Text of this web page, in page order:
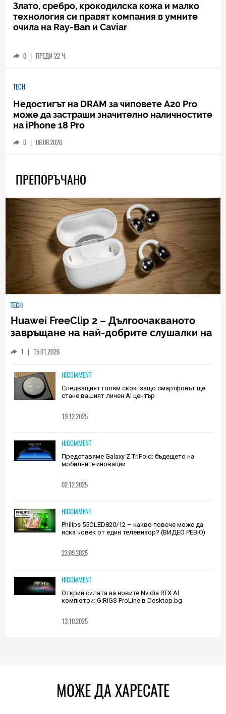
Злато, сребро, крокодилска кожа и малко
технология си правят компания в умните
очила на Ray-Ban и Caviar
0 | ПРЕДИ 22 Ч.
TECH
Недостигът на DRAM за чиповете A20 Pro
може да застраши значително наличностите
на iPhone 18 Pro
0 | 08.08.2026
ПРЕПОРЪЧАНО
TECH
Huawei FreeClip 2 – Дългоочакваното
завръщане на най-добрите слушалки на
1 | 15.01.2026
HICOMMENT
Следващият голям скок: защо смартфонът ще
стане вашият личен AI център
19.12.2025
HICOMMENT
Представяме Galaxy Z TriFold: бъдещето на
мобилните иновации
02.12.2025
HICOMMENT
Philips 55OLED820/12 – какво повече може да
иска човек от един телевизор? (ВИДЕО РЕВЮ)
23.09.2025
HICOMMENT
Открий силата на новите Nvidia RTX AI
компютри: G:RIGS ProLine в Desktop.bg
13.10.2025
МОЖЕ ДА ХАРЕСАТЕ